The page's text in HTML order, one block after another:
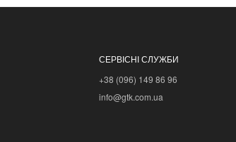
СЕРВІСНІ СЛУЖБИ
+38 (096) 149 86 96
info@gtk.com.ua